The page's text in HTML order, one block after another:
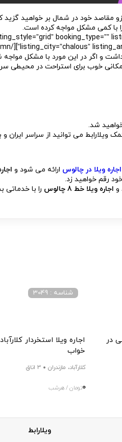
خود در شمال بر خواهید گزید که
با کمی مشکل مواجه کرده است.
listings listing_style=”grid”
listing_city=”chalous”
و اگر در این مورد با مشکل مواجه
خوب برای استراحت در محیطی
شد.
می توانید از سراسر ایران و
اجاره ویلا در چالوس ارائه می شود و
رقم خواهید زد.
و اجاره ویلا خط 8 چالوس
را با خدماتی
در
اجاره ویلا استخردار
خواب
شناسه : 3049
کلارآباد، مازندران 3 اتاق
0تومان / هرشب
ویلارابط